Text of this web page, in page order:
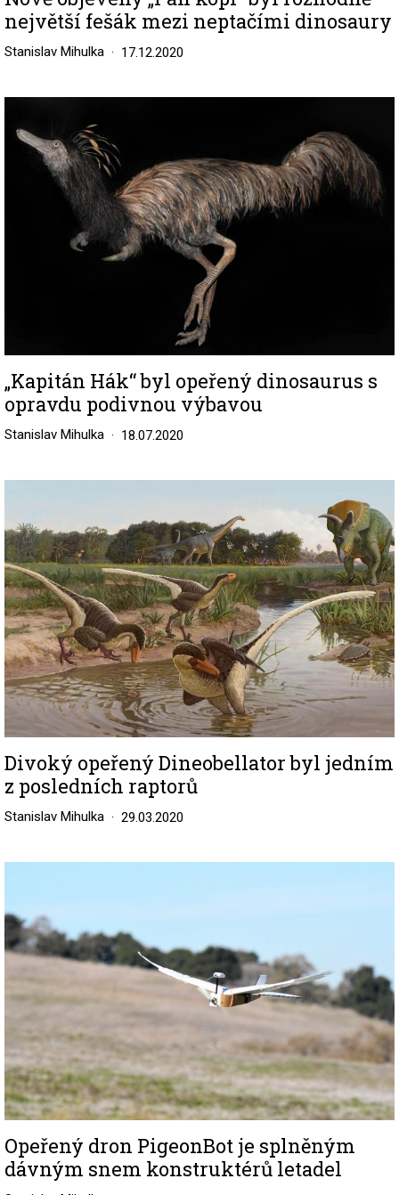
největší fešák mezi neptačími dinosaury
Stanislav Mihulka 17.12.2020
„Kapitán Hák“ byl opeřený dinosaurus s
opravdu podivnou výbavou
Stanislav Mihulka 18.07.2020
Divoký opeřený Dineobellator byl jedním
z posledních raptorů
Stanislav Mihulka 29.03.2020
Opeřený dron PigeonBot je splněným
dávným snem konstruktérů letadel